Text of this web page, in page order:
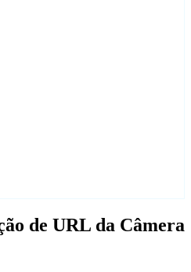
de URL da Câmera